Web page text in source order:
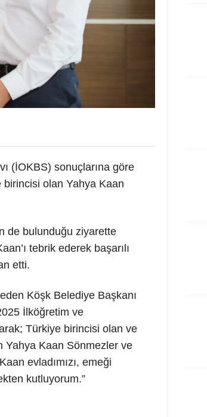
(İOKBS) sonuçlarına göre
birincisi olan Yahya Kaan
de bulunduğu ziyarette
tebrik ederek başarılı
etti.
Köşk Belediye Başkanı
İlköğretim ve
Türkiye birincisi olan ve
Yahya Kaan Sönmezler ve
evladımızı, emeği
kutluyorum.”